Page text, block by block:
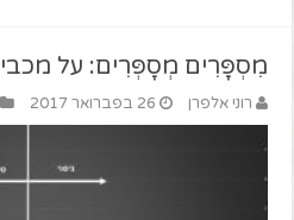
מִסְפָּרִים מְסָפְּרִים: על
רוני אלפרן 26 בפברואר 2017